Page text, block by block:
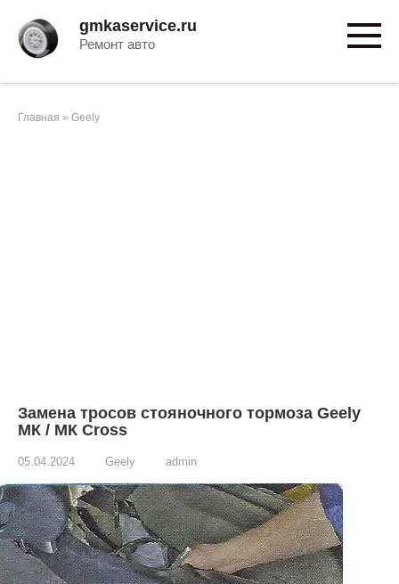
контенту
gmkaservice.ru
Ремонт авто
Главная » Geely
Замена тросов стояночного тормоза Geely
МК / МК Cross
05.04.2024 Geely admin